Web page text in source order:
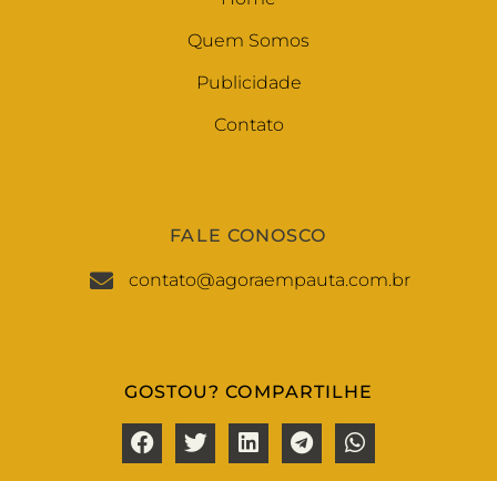
Quem Somos
Publicidade
Contato
FALE CONOSCO
contato@agoraempauta.com.br
GOSTOU? COMPARTILHE